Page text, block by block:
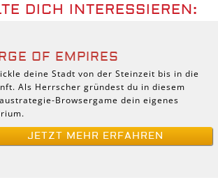
DICH INTERESSIEREN:
OF EMPIRES
deine Stadt von der Steinzeit bis in die
Als Herrscher gründest du in diesem
Browsergame dein eigenes
JETZT MEHR ERFAHREN